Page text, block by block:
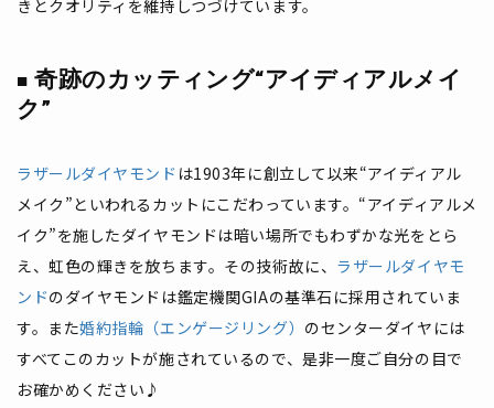
きとクオリティを維持しつづけています。
奇跡のカッティング“アイディアルメイ
ク”
ラザールダイヤモンド は1903年に創立して以来“アイディアル
メイク”といわれるカットにこだわっています。“アイディアルメ
イク”を施したダイヤモンドは暗い場所でもわずかな光をとら
え、虹色の輝きを放ちます。その技術故に、 ラザールダイヤモ
ンドのダイヤモンドは鑑定機関GIAの基準石に採用されていま
す。また婚約指輪（エンゲージリング） のセンターダイヤには
すべてこのカットが施されているので、是非一度ご自分の目で
お確かめください♪